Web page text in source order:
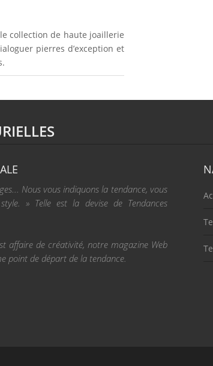
collection de haute joaillerie
pierres d’exception et
Nous vous indiquons la tendance, vous
» Telle est la devise de Tendances
affaire de créativité, notre magazine Web
point de départ de la tendance.